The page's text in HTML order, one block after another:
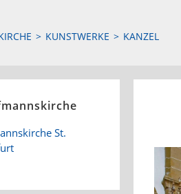
> KUNSTWERKE > KANZEL